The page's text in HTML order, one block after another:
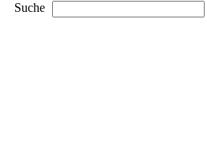
Suche